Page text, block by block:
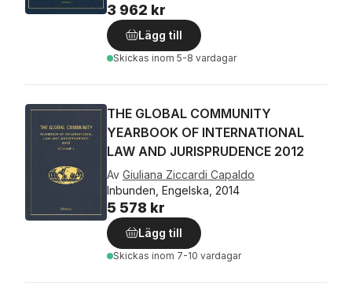
3 962 kr
Lägg till
Skickas inom 5-8 vardagar
THE GLOBAL COMMUNITY
YEARBOOK OF INTERNATIONAL
LAW AND JURISPRUDENCE 2012
Av Giuliana Ziccardi Capaldo
Inbunden, Engelska, 2014
5 578 kr
Lägg till
Skickas inom 7-10 vardagar